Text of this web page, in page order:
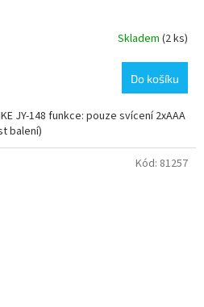
Skladem (2 ks)
Do košíku
JY-148 funkce: pouze svícení 2xAAA
balení)
Kód: 81257